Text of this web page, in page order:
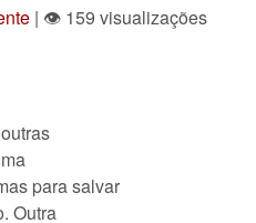
| 👁 159 visualizações
para salvar
Outra